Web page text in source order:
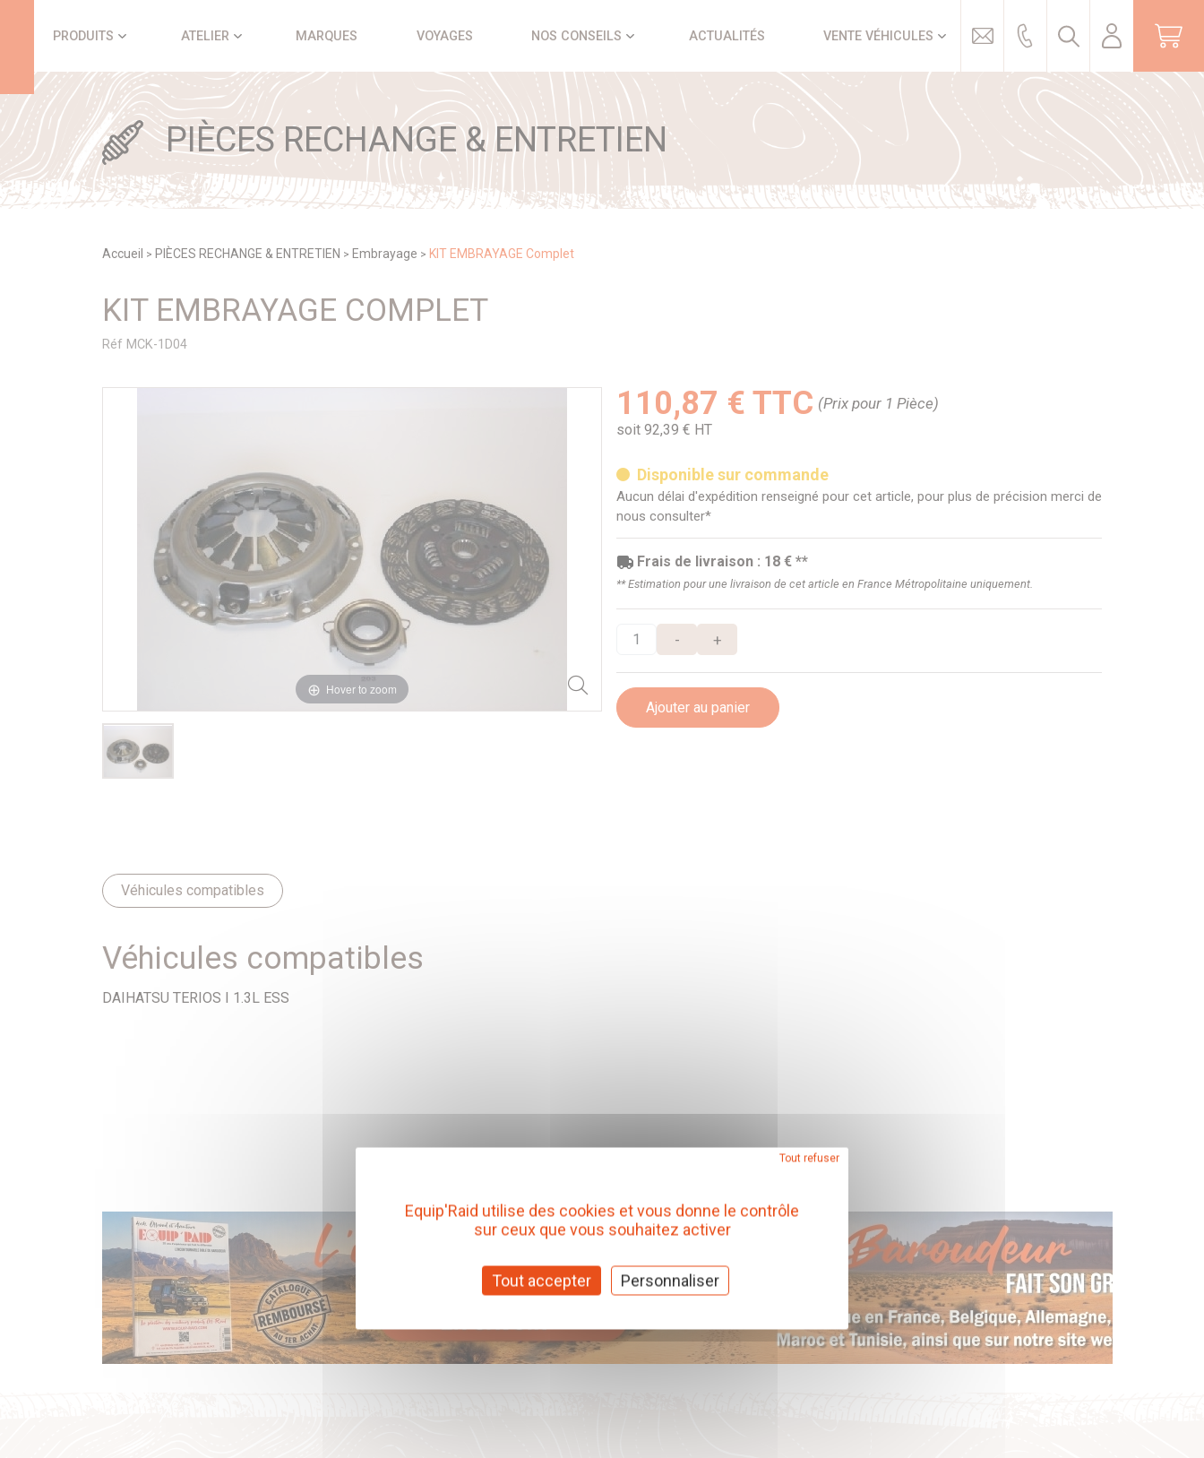
PRODUITS ATELIER MARQUES VOYAGES NOS CONSEILS ACTUALITÉS VENTE VÉHICULES
PIÈCES RECHANGE & ENTRETIEN
Accueil > PIÈCES RECHANGE & ENTRETIEN > Embrayage > KIT EMBRAYAGE Complet
KIT EMBRAYAGE COMPLET
Réf MCK-1D04
Hover to zoom
110,87 € TTC (Prix pour 1 Pièce)
soit 92,39 € HT
Disponible sur commande
Aucun délai d'expédition renseigné pour cet article, pour plus de précision merci de
nous consulter*
Frais de livraison : 18 € **
** Estimation pour une livraison de cet article en France Métropolitaine uniquement.
- +
Ajouter au panier
Véhicules compatibles
Véhicules compatibles
DAIHATSU TERIOS I 1.3L ESS
Equip'Raid utilise des cookies et vous donne le contrôle
sur ceux que vous souhaitez activer
Tout accepter
Tout refuser
Personnaliser